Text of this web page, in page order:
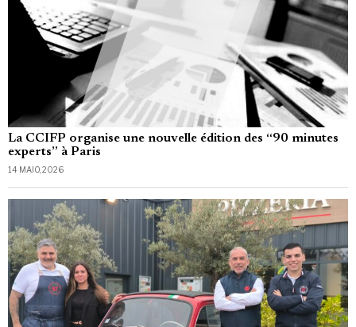
La CCIFP organise une nouvelle édition des “90 minutes
experts” à Paris
14 MAIO, 2026